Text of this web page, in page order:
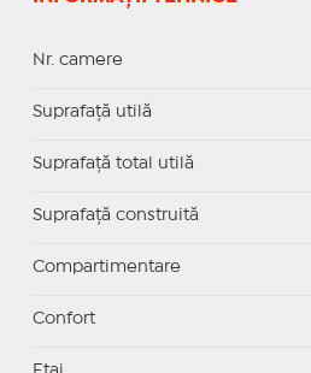
Nr. camere
Suprafaţă utilă
Suprafaţă total utilă
Suprafaţă construită
Compartimentare
Confort